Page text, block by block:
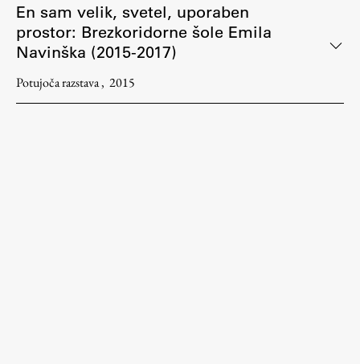
En sam velik, svetel, uporaben
prostor: Brezkoridorne šole Emila
Navinška (2015-2017)
Potujoča razstava 2015